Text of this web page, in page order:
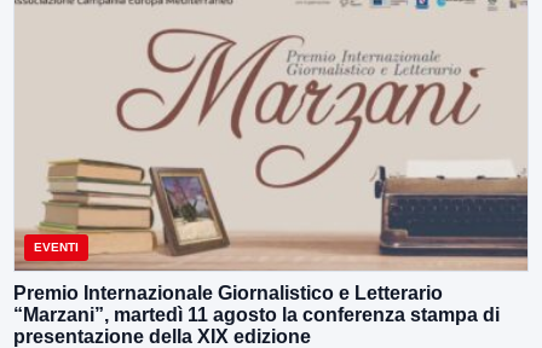
EVENTI
Premio Internazionale Giornalistico e Letterario
“Marzani”, martedì 11 agosto la conferenza stampa di
presentazione della XIX edizione